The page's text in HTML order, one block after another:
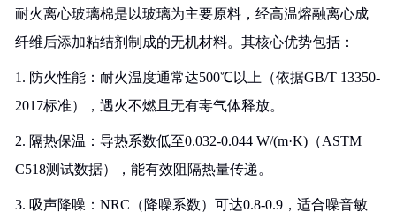
耐火离心玻璃棉是以玻璃为主要原料，经高温熔融离心成
纤维后添加粘结剂制成的无机材料。其核心优势包括：
1. 防火性能：耐火温度通常达500℃以上（依据GB/T 13350-
2017标准），遇火不燃且无有毒气体释放。
2. 隔热保温：导热系数低至0.032-0.044 W/(m·K)（ASTM
C518测试数据），能有效阻隔热量传递。
3. 吸声降噪：NRC（降噪系数）可达0.8-0.9，适合噪音敏